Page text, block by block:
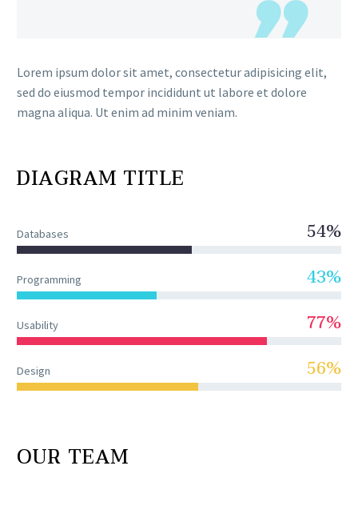
Lorem ipsum dolor sit amet, consectetur adipisicing elit,
sed do eiusmod tempor incididunt ut labore et dolore
magna aliqua. Ut enim ad minim veniam.
DIAGRAM TITLE
Databases 54%
Programming 43%
Usability 77%
Design 56%
OUR TEAM